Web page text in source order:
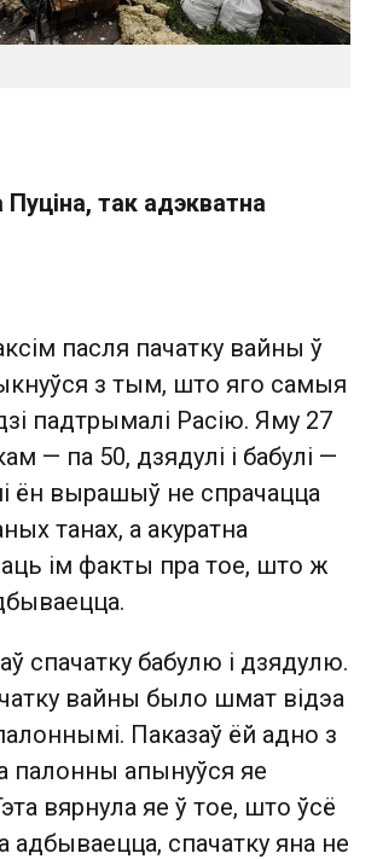
так адэкватна
пасля пачатку вайны ў
з тым, што яго самыя
падтрымалі Расію. Яму 27
— па 50, дзядулі і бабулі —
ён вырашыў не спрачацца
танах, а акуратна
ім факты пра тое, што ж
спачатку бабулю і дзядулю.
вайны было шмат відэа
Паказаў ёй адно з
а палонны апынуўся яе
вярнула яе ў тое, што ўсё
адбываецца, спачатку яна не